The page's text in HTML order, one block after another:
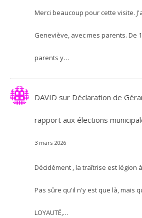
Merci beaucoup pour cette visite.
Geneviève, avec mes parents. De
parents y…
DAVID sur Déclaration de
rapport aux élections
3 mars 2026
Décidément , la traîtrise est légion
Pas sûre qu'il n'y est que là, mais
LOYAUTÉ,…